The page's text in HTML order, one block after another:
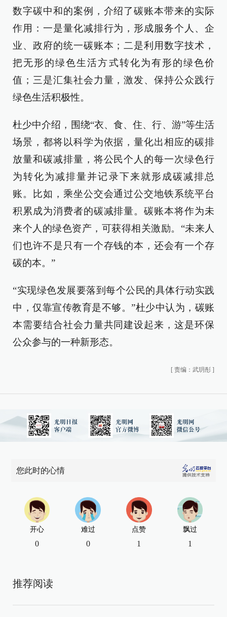
数字碳中和的案例，介绍了碳账本带来的实际
作用：一是量化减排行为，形成服务个人、企
业、政府的统一碳账本；二是利用数字技术，
把无形的绿色生活方式转化为有形的绿色价
值；三是汇集社会力量，激发、保持公众践行
绿色生活积极性。
杜少中介绍，围绕“衣、食、住、行、游”等生活
场景，都将以科学为依据，量化出相应的碳排
放量和碳减排量，将公民个人的每一次绿色行
为转化为减排量并记录下来就形成碳减排总
账。比如，乘坐公交会通过公交地铁系统平台
积累成为消费者的碳减排量。碳账本将作为未
来个人的绿色资产，可获得相关激励。“未来人
们也许不是只有一个存钱的本，还会有一个存
碳的本。”
“实现绿色发展要落到每个公民的具体行动实践
中，仅靠宣传教育是不够。”杜少中认为，碳账
本需要结合社会力量共同建设起来，这是环保
公众参与的一种新形态。
[ 责编：武玥彤 ]
您此时的心情
开心
0
难过
0
点赞
1
飘过
1
推荐阅读